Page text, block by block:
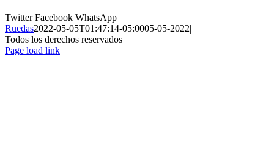
TwitterFacebook WhatsApp
Ruedas2022-05-05T01:47:14-05:0005-05-2022|
Todos los derechos reservados
Page load link